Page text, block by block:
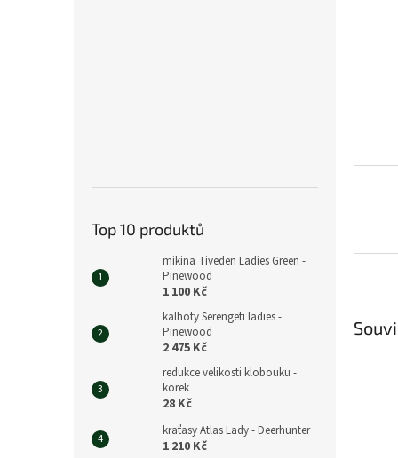
Top 10 produktů
mikina Tiveden Ladies Green -
Pinewood
1 100 Kč
kalhoty Serengeti ladies -
Pinewood
2 475 Kč
redukce velikosti klobouku -
korek
28 Kč
kraťasy Atlas Lady - Deerhunter
1 210 Kč